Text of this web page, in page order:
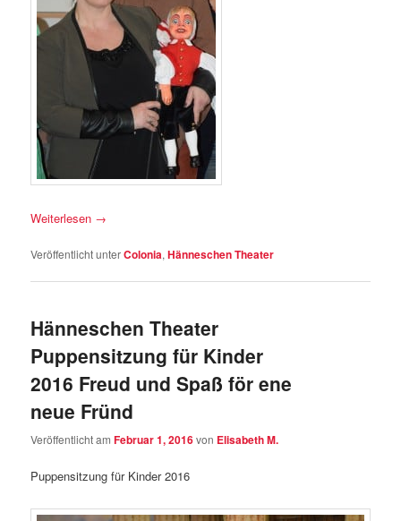
Weiterlesen →
Veröffentlicht unterColonia,Hänneschen Theater
Hänneschen Theater
Puppensitzung für Kinder
2016 Freud und Spaß för ene
neue Fründ
Veröffentlicht amFebruar 1, 2016von Elisabeth M.
Puppensitzung für Kinder 2016